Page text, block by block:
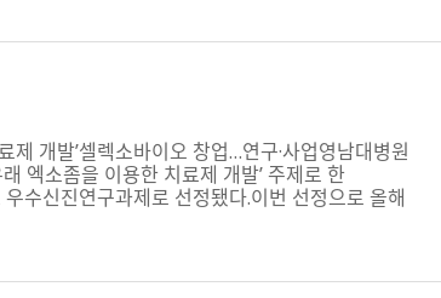
개발’셀렉소바이오 창업…연구·사업영남대병원
엑소좀을 이용한 치료제 개발’ 주제로 한
수신진연구과제로 선정됐다.이번 선정으로 올해